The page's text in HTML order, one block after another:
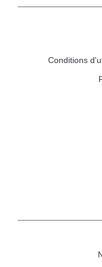
Conditions